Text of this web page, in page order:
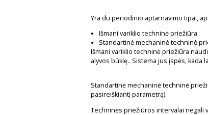
Yra du periodinio aptarnavimo tipai,
Išmani variklio techninė priežiūra
Standartinė mechaninė techninė
Išmani variklio techninė priežiūra
alyvos būklę.. Sistema jus įspės, kada
Standartinė mechaninė techninė
pasireiškiantį parametrą).
Techninės priežiūros intervalai negali